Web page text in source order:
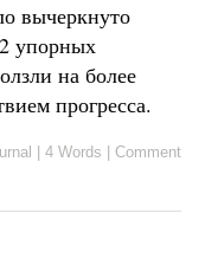
вычеркнуто
упорных
на более
прогресса.
4 Words Comment